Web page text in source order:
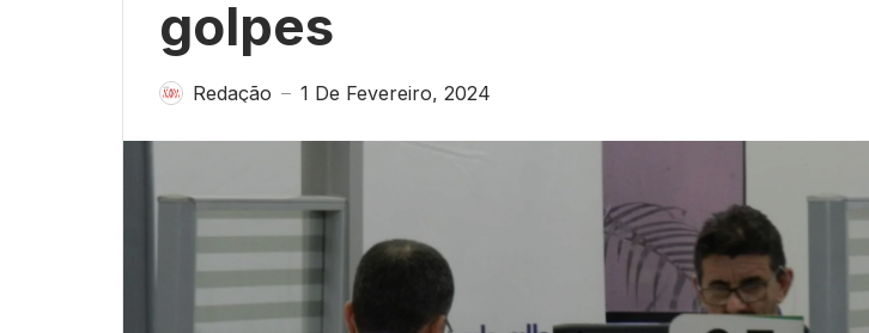
golpes
Redação — 1 De Fevereiro, 2024